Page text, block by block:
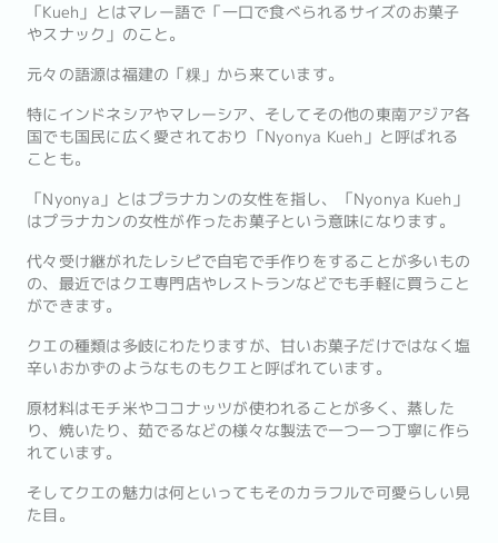
「Kueh」とはマレー語で「一口で食べられるサイズのお菓子
やスナック」のこと。
元々の語源は福建の「粿」から来ています。
特にインドネシアやマレーシア、そしてその他の東南アジア各
国でも国民に広く愛されており「Nyonya Kueh」と呼ばれる
ことも。
「Nyonya」とはプラナカンの女性を指し、「Nyonya Kueh」
はプラナカンの女性が作ったお菓子という意味になります。
代々受け継がれたレシピで自宅で手作りをすることが多いもの
の、最近ではクエ専門店やレストランなどでも手軽に買うこと
ができます。
クエの種類は多岐にわたりますが、甘いお菓子だけではなく塩
辛いおかずのようなものもクエと呼ばれています。
原材料はモチ米やココナッツが使われることが多く、蒸した
り、焼いたり、茹でるなどの様々な製法で一つ一つ丁寧に作ら
れています。
そしてクエの魅力は何といってもそのカラフルで可愛らしい見
た目。